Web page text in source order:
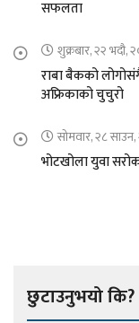
सफलता
शुक्रबार, २२ भदौ,
राबा बैकको
अफ्रिकाको चुचुरो
सोमवार, २८
भोटखोला युवा
छुटाउनुभयो कि?